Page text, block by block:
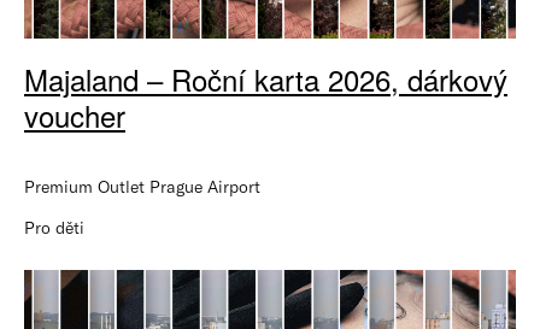
Majaland – Roční karta 2026, dárkový
voucher
Premium Outlet Prague Airport
Pro děti